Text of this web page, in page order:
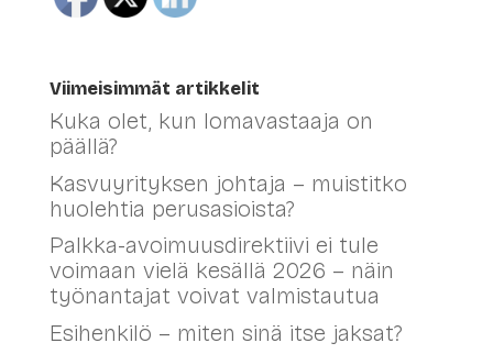
Viimeisimmät artikkelit
Kuka olet, kun lomavastaaja on
päällä?
Kasvuyrityksen johtaja – muistitko
huolehtia perusasioista?
Palkka-avoimuusdirektiivi ei tule
voimaan vielä kesällä 2026 – näin
työnantajat voivat valmistautua
Esihenkilö – miten sinä itse jaksat?